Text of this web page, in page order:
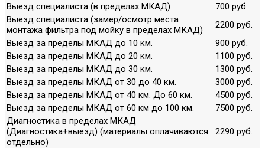
Выезд специалиста (в пределах МКАД)
700 руб.
Выезд специалиста (замер/осмотр места
монтажа фильтра под мойку в пределах МКАД)
2200 руб.
Выезд за пределы МКАД до 10 км.
900 руб.
Выезд за пределы МКАД до 20 км.
1100 руб.
Выезд за пределы МКАД до 30 км.
1300 руб.
Выезд за пределы МКАД от 30 до 40 км.
3000 руб.
Выезд за пределы МКАД от 40 км. До 60 км.
4500 руб.
Выезд за пределы МКАД от 60 км до 100 км.
7500 руб.
Диагностика в пределах МКАД
(Диагностика+выезд) (материалы оплачиваются
отдельно)
2290 руб.